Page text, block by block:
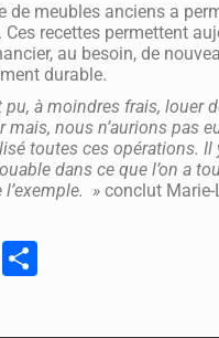
de meubles anciens a
Ces recettes permettent
au besoin, de
durable.
pu, à moindres frais, louer
mais, nous n’aurions pas
toutes ces opérations. Il
dans ce que l’on a
l’exemple. » conclut Marie-
Twitter